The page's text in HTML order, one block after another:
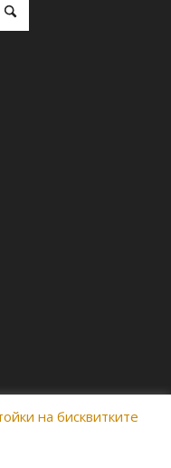
на бисквитките